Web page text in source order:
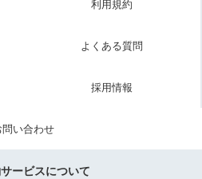
利用規約
よくある質問
採用情報
問い合わせ
ービスについて